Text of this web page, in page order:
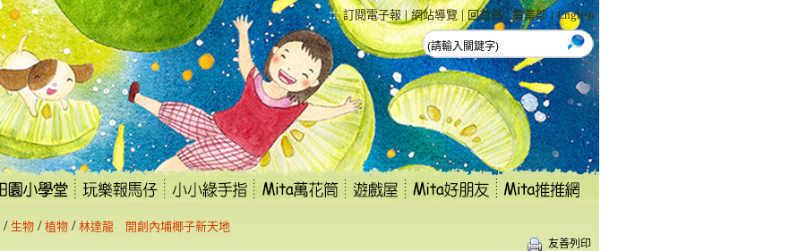
::: 訂閱電子報 |網站導覽 |回首頁 |農業部 |English
/ 生物 / 植物 / 林達龍 開創內埔椰子新天地
友善列印